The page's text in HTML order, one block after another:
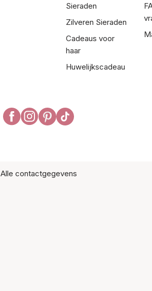
Sieraden
Zilveren Sieraden
Cadeaus voor
haar
Huwelijkscadeau
Alle contactgegevens